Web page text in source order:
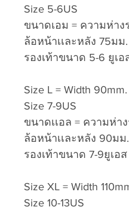
Size 5-6US
ขนาดเอม = ความห่าง
ล้อหน้าเเละหลัง 75มม
รองเท้าขนาด 5-6 ยูเอ
Size L = Width
Size 7-9US
ขนาดเเอล = ความห่า
ล้อหน้าเเละหลัง 90ม
รองเท้าขนาด 7-9ยูเอส
Size XL = Width
Size 10-13US